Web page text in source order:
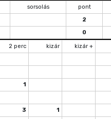
sorsolás pont
2
0
2 perc kizár kizár +
1
3
1